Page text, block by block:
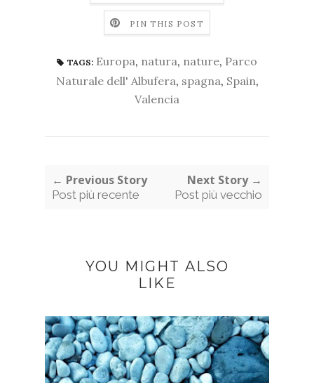
PIN THIS POST
TAGS: Europa, natura, nature, Parco
Naturale dell' Albufera, spagna, Spain,
Valencia
← Previous Story
Post più recente
Next Story →
Post più vecchio
YOU MIGHT ALSO
LIKE